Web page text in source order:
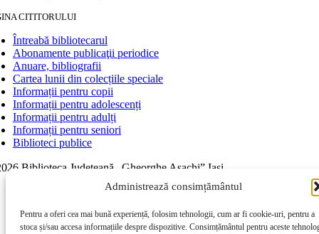
Administrează consimțământul
Pentru a oferi cea mai bună experiență, folosim tehnologii, cum ar fi cookie-uri, pentru a
stoca și/sau accesa informațiile despre dispozitive. Consimțământul pentru aceste
CITITORULUI
Întreabă bibliotecarul
Abonamente publicaţii periodice
Anuare, bibliografii
Cartea lunii din colecțiile speciale
Informații pentru copii
Informații pentru adolescenți
Informații pentru adulți
Informații pentru seniori
Biblioteci publice
Biblioteca Judeţeană „Gheorghe Asachi” Iaşi